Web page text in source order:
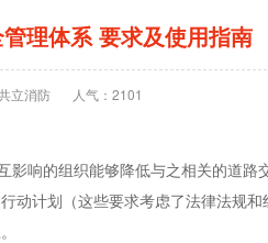
理体系 要求及使用指南
立消防 人气： 2101
响的组织能够降低与之相关的道路
动计划（这些要求考虑了法律法规